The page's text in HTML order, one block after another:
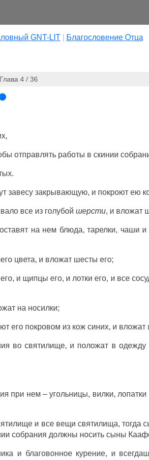
GNT-LIT| Благословение Отца
4 / 36
отправлять работы в скинии
.
завесу закрывающую, и покроютею
всеиз голубой шерсти, и вложат
на нем блюда,тарелки, чаши и
цвета, и вложат шесты его;
его, и щипцы его, и лотки его, и все
на носилки;
его покровом из кож синих, и вложат
восвятилище, и положат в одежду
при нем –угольницы, вилки, лопатки
и все вещи святилища, тогда
собрания должны носить сыны
и благовонное курение, и